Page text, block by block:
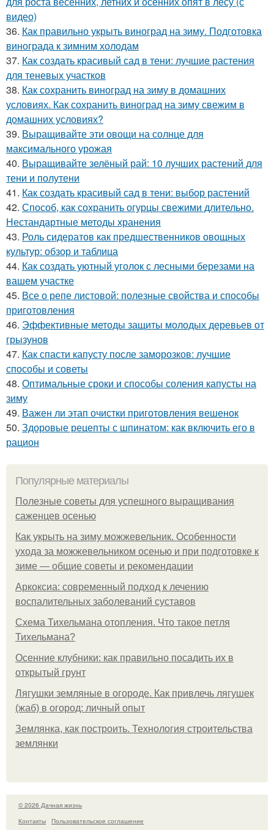
видео)
36. Как правильно укрыть виноград на зиму. Подготовка
винограда к зимним холодам
37. Как создать красивый сад в тени: лучшие растения
для теневых участков
38. Как сохранить виноград на зиму в домашних
условиях. Как сохранить виноград на зиму свежим в
домашних условиях?
39. Выращивайте эти овощи на солнце для
максимального урожая
40. Выращивайте зелёный рай: 10 лучших растений для
тени и полутени
41. Как создать красивый сад в тени: выбор растений
42. Способ, как сохранить огурцы свежими длительно.
Нестандартные методы хранения
43. Роль сидератов как предшественников овощных
культур: обзор и таблица
44. Как создать уютный уголок с лесными березами на
вашем участке
45. Все о репе листовой: полезные свойства и способы
приготовления
46. Эффективные методы защиты молодых деревьев от
грызунов
47. Как спасти капусту после заморозков: лучшие
способы и советы
48. Оптимальные сроки и способы соления капусты на
зиму
49. Важен ли этап очистки приготовления вешенок
50. Здоровые рецепты с шпинатом: как включить его в
рацион
Популярные материалы
Полезные советы для успешного выращивания
саженцев осенью
Как укрыть на зиму можжевельник. Особенности
ухода за можжевельником осенью и при подготовке к
зиме — общие советы и рекомендации
Аркоксиа: современный подход к лечению
воспалительных заболеваний суставов
Схема Тихельмана отопления. Что такое петля
Тихельмана?
Осенние клубники: как правильно посадить их в
открытый грунт
Лягушки земляные в огороде. Как привлечь лягушек
(жаб) в огород: личный опыт
Землянка, как построить. Технология строительства
землянки
© 2026 Дачная жизнь
Контакты
Пользовательское соглашение